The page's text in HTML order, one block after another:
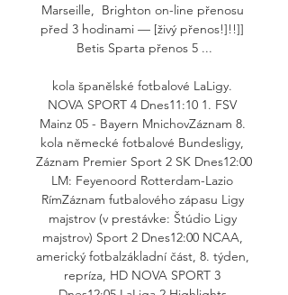
Marseille, 󠁧󠁢󠁥󠁮󠁧󠁿 Brighton on-line přenosu
před 3 hodinami — [živý přenos!]!!]]
Betis Sparta přenos 5 ...
kola španělské fotbalové LaLigy.
NOVA SPORT 4 Dnes11:10 1. FSV
Mainz 05 - Bayern MnichovZáznam 8.
kola německé fotbalové Bundesligy,
Záznam Premier Sport 2 SK Dnes12:00
LM: Feyenoord Rotterdam-Lazio
RímZáznam futbalového zápasu Ligy
majstrov (v prestávke: Štúdio Ligy
majstrov) Sport 2 Dnes12:00 NCAA,
americký fotbalzákladní část, 8. týden,
repríza, HD NOVA SPORT 3